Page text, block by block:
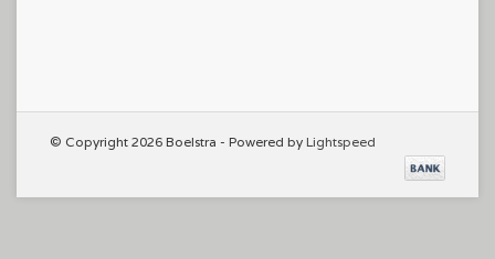
© Copyright 2026 Boelstra - Powered by Lightspeed